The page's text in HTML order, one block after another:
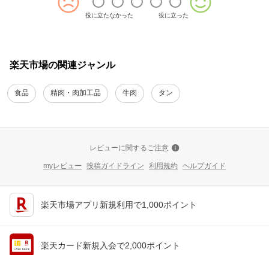
役に立たなかった 役に立った
楽天市場の関連ジャンル
食品 精肉・肉加工品 牛肉 タン
レビューに関するご注意
myレビュー 投稿ガイドライン 利用規約 ヘルプガイド
楽天市場アプリ新規利用で1,000ポイント
楽天カード新規入会で2,000ポイント